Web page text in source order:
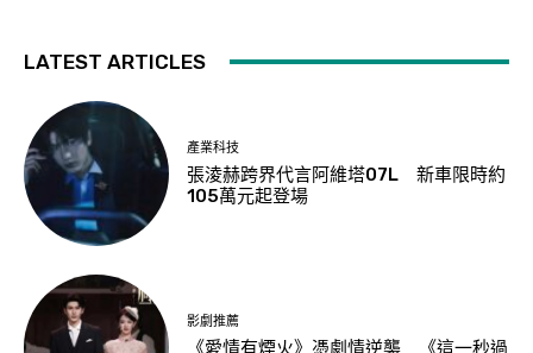
LATEST ARTICLES
產業科技
張淩赫跨界代言阿維塔07L 新車限時約
105萬元起登場
影劇推薦
《愛情有煙火》憑劇情逆襲 《這一秒過